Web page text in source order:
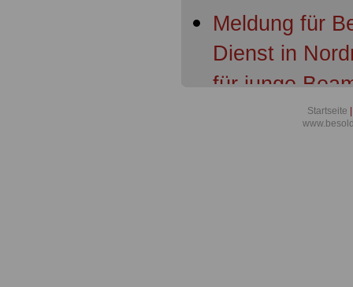
Meldung für
Dienst in
für junge
AktuellesStartseite